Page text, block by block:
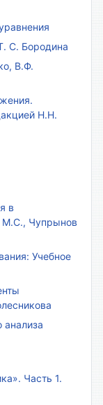
С. Бородина
В.Ф.
Н.Н.
в
М.С., Чупрынов
Учебное
анализа
Часть 1.